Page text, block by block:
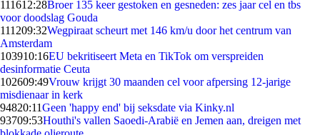
111612:28Broer 135 keer gestoken en gesneden: zes jaar cel en tbs
voor doodslag Gouda
111209:32Wegpiraat scheurt met 146 km/u door het centrum van
Amsterdam
103910:16EU bekritiseert Meta en TikTok om verspreiden
desinformatie Ceuta
102609:49Vrouw krijgt 30 maanden cel voor afpersing 12-jarige
misdienaar in kerk
94820:11Geen 'happy end' bij seksdate via Kinky.nl
93709:53Houthi's vallen Saoedi-Arabië en Jemen aan, dreigen met